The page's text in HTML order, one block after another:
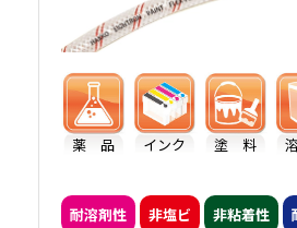
内層がETFE系フッ素樹脂の、
ス・フッ素（アース線入り）【
いたしました。ETFE系フッ素
な印刷・塗料工場で実績のあ
機溶剤には優れた耐性を有し
ができます。フライパンのフ
薬 品 インク 塗 料
耐溶剤性 非塩ビ 非粘着性